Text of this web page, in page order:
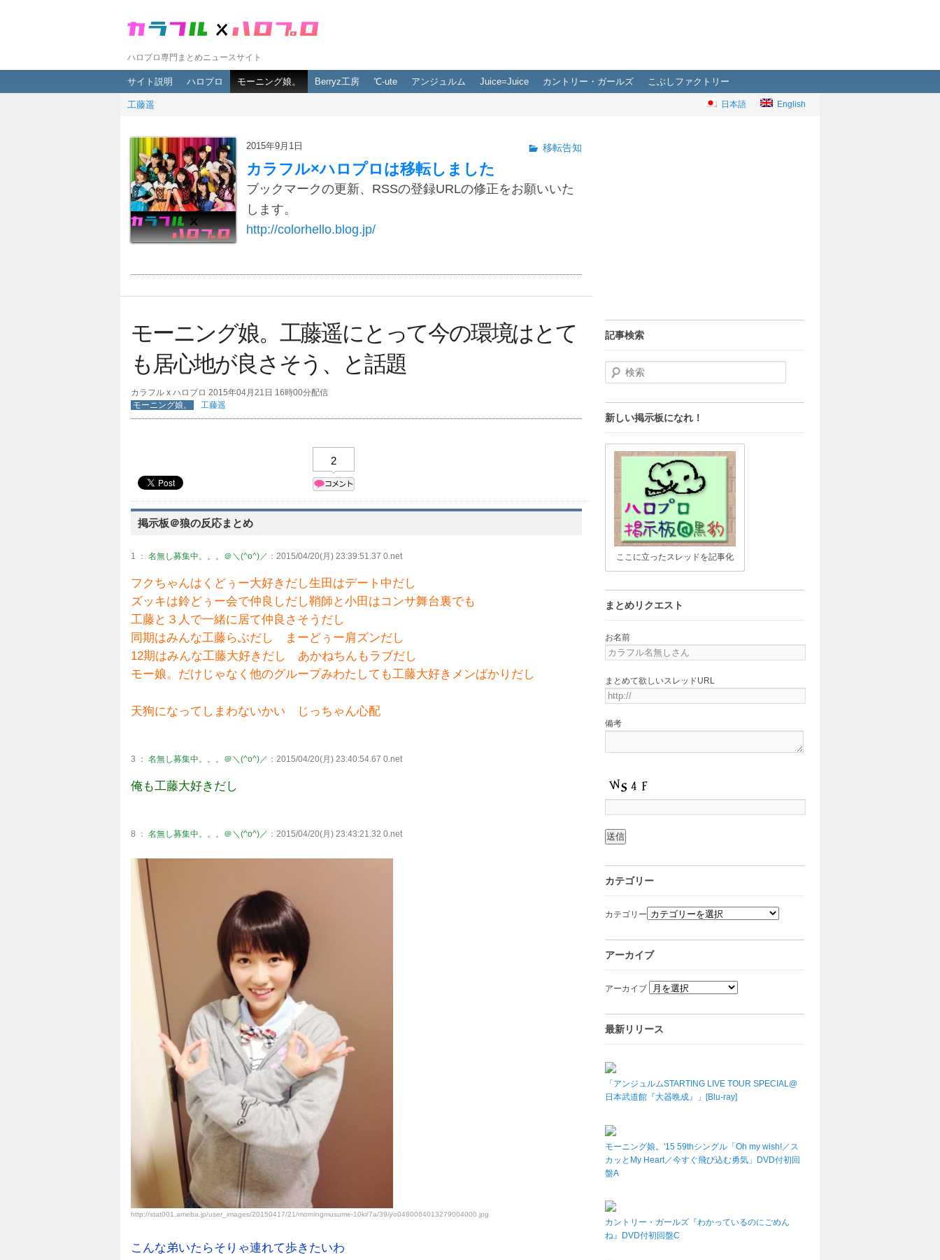
ハロプロ専門まとめニュースサイト
サイト説明 ハロプロ モーニング娘。 Berryz工房 ℃-ute アンジュルム Juice=Juice カントリー・ガールズ こぶしファクトリー
工藤遥 日本語 English
2015年9月1日 移転告知
カラフル×ハロプロは移転しました
ブックマークの更新、RSSの登録URLの修正をお願いいた
します。
http://colorhello.blog.jp/
モーニング娘。工藤遥にとって今の環境はとて
も居心地が良さそう、と話題
カラフル x ハロプロ 2015年04月21日 16時00分配信
モーニング娘。
工藤遥
2
掲示板＠狼の反応まとめ
1 ： 名無し募集中。。。＠＼(^o^)／ ：2015/04/20(月) 23:39:51.37 0.net
フクちゃんはくどぅー大好きだし生田はデート中だし
ズッキは鈴どぅー会で仲良しだし鞘師と小田はコンサ舞台裏でも
工藤と３人で一緒に居て仲良さそうだし
同期はみんな工藤らぶだし まーどぅー肩ズンだし
12期はみんな工藤大好きだし あかねちんもラブだし
モー娘。だけじゃなく他のグループみわたしても工藤大好きメンばかりだし
天狗になってしまわないかい じっちゃん心配
3 ： 名無し募集中。。。＠＼(^o^)／ ：2015/04/20(月) 23:40:54.67 0.net
俺も工藤大好きだし
8 ： 名無し募集中。。。＠＼(^o^)／ ：2015/04/20(月) 23:43:21.32 0.net
http://stat001.ameba.jp/user_images/20150417/21/morningmusume-10ki/7a/39/j/o0480064013279004000.jpg
こんな弟いたらそりゃ連れて歩きたいわ
記事検索
検索
新しい掲示板になれ！
ここに立ったスレッドを記事化
まとめリクエスト
お名前
まとめて欲しいスレッドURL
備考
カテゴリー
カテゴリー
アーカイブ
アーカイブ
最新リリース
「アンジュルムSTARTING LIVE TOUR SPECIAL@
日本武道館『大器晩成』」[Blu-ray]
モーニング娘。'15 59thシングル「Oh my wish!／ス
カッとMy Heart／今すぐ飛び込む勇気」DVD付初回
盤A
カントリー・ガールズ『わかっているのにごめん
ね』DVD付初回盤C